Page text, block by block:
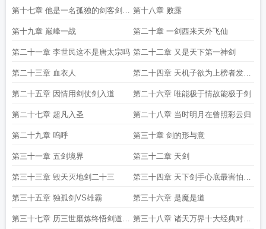
剑
第十七章 他是一名孤独的剑客剑客
总是孤独的
第十八章 败露
第十九章 巅峰一战 第二十章 一剑西来天外飞仙
第二十一章 李世民这不是唐太宗吗 第二十二章 又是天下第一神剑
第二十三章 血衣人 第二十四章 天机子欲为上榜者发放
奖励
第二十五章 因情用剑仗剑入道 第二十六章 唯能极于情故能极于剑
第二十七章 超凡入圣 第二十八章 当时明月在曾照彩云归
第二十九章 呜呼 第三十章 剑的形与意
第三十一章 五剑境界 第三十二章 天剑
第三十三章 毁天灭地剑二十三 第三十四章 天下剑手心底最害怕的
便是剑败
第三十五章 独孤剑VS雄霸 第三十六章 是魔是道
第三十七章 历三世磨炼终悟剑道至 第三十八章 诸天万界十大经典对决